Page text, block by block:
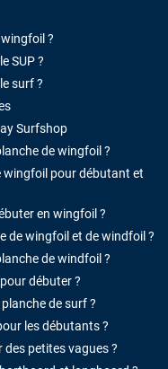
wingfoil ?
SUP ?
surf ?
Surfshop
de wingfoil ?
wingfoil pour débutant et
en wingfoil ?
de wingfoil et de windfoil ?
de windfoil ?
débuter ?
de surf ?
les débutants ?
petites vagues ?